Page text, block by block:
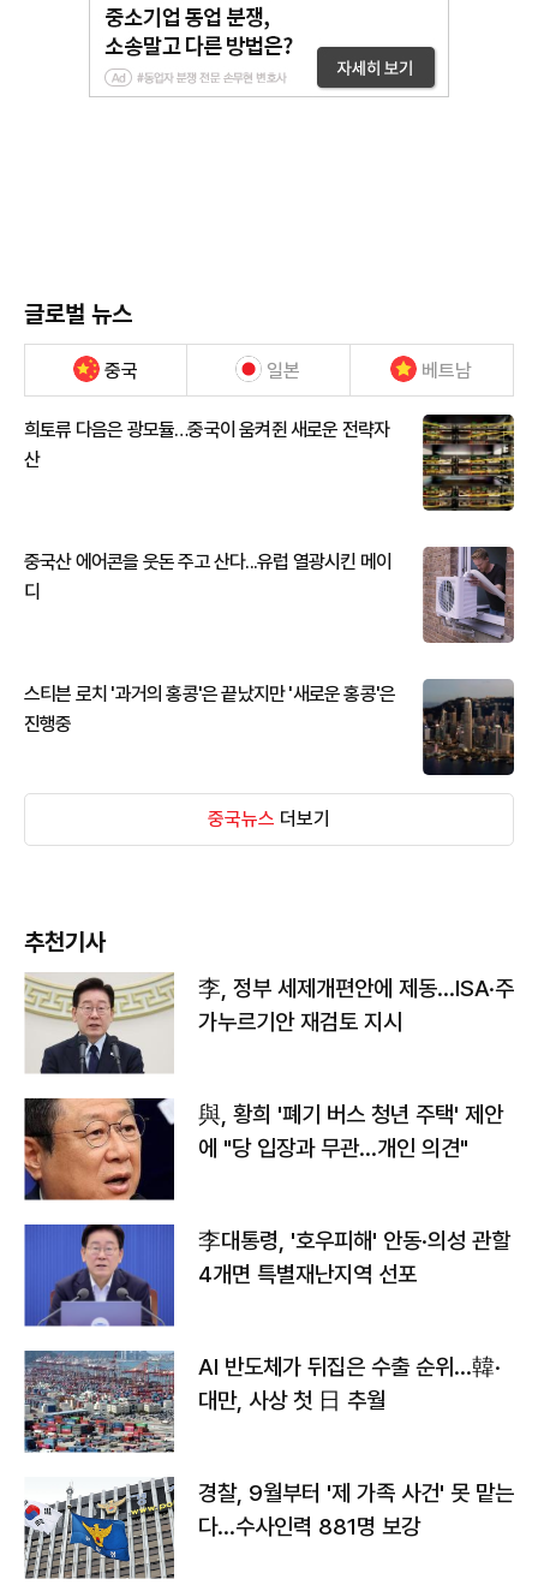
글로벌 뉴스
중국 일본 베트남
희토류 다음은 광모듈…중국이 움켜쥔 새로운 전략자
산
중국산 에어콘을 웃돈 주고 산다...유럽 열광시킨 메이
디
스티븐 로치 '과거의 홍콩'은 끝났지만 '새로운 홍콩'은
진행중
중국뉴스 더보기
추천기사
李, 정부 세제개편안에 제동…ISA·주
가누르기안 재검토 지시
與, 황희 '폐기 버스 청년 주택' 제안
에 "당 입장과 무관…개인 의견"
李대통령, '호우피해' 안동·의성 관할
4개면 특별재난지역 선포
AI 반도체가 뒤집은 수출 순위…韓·
대만, 사상 첫 日 추월
경찰, 9월부터 '제 가족 사건' 못 맡는
다…수사인력 881명 보강